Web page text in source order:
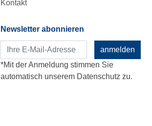
Kontakt
Newsletter abonnieren
anmelden
*Mit der Anmeldung stimmen Sie
automatisch unserem Datenschutz zu.